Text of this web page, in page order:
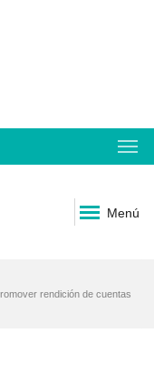
Menú
rendición de cuentas